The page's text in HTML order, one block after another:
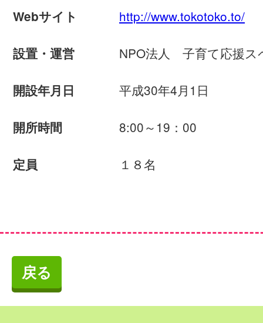
Webサイト http://www.tokotoko.to/
設置・運営 NPO法人 子育て応援ス
開設年月日 平成30年4月1日
開所時間 8:00～19：00
定員 １８名
戻る